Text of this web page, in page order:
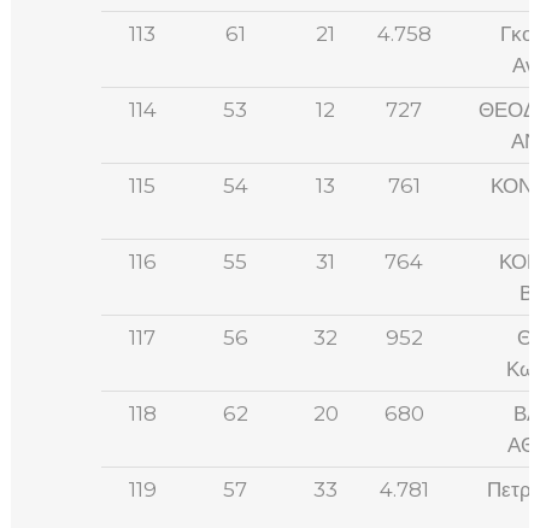
113
61 21 4.758
114
53 12 727
115
54 13 761
116
55 31 764
117
56 32 952
118
62 20 680
119
57 33 4.781